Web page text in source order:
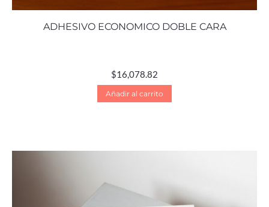
ADHESIVO ECONOMICO DOBLE CARA
$16,078.82
Añadir al carrito